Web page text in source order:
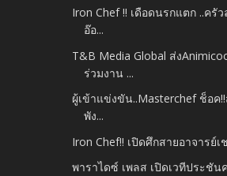
Iron Chef !! เดือดนรกแตก ..ครั
อ๊อ...
T&B Media Global ส่ง
ร่วมงาน ...
ผู้เข้าแข่งขัน..Masterchef ช็อค
พัง...
Iron Chef!! เปิดศึกสายอาจารย์เ
พาราไดซ์ เพลส เปิดเวทีประชัน